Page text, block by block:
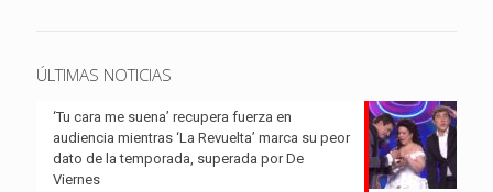
ÚLTIMAS NOTICIAS
‘Tu cara me suena’ recupera fuerza en
audiencia mientras ‘La Revuelta’ marca su peor
dato de la temporada, superada por De
Viernes